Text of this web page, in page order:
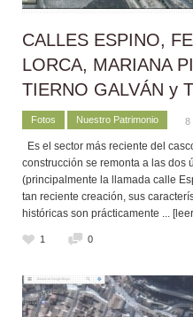
CALLES ESPINO,
LORCA, MARIANA
TIERNO GALVÁN y
Fotos Nuestro Patrimonio 8
Es el sector más reciente del
construcción se remonta a las dos
(principalmente la llamada calle
tan reciente creación, sus
históricas son prácticamente ...
1 0